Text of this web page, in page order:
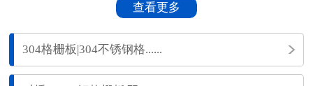
查看更多
304格栅板|304不锈钢格......